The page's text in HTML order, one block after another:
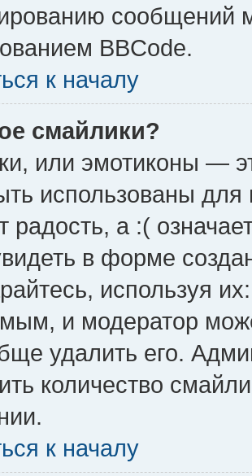
сообщений
BBCode.
к началу
смайлики?
или эмотиконы —
использованы
радость, а :(
в форме
используя
и модератор
удалить его.
количество
к началу